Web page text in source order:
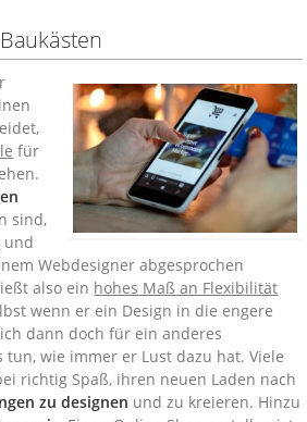
für
sind,
und
Webdesigner abgesprochen
also ein hohes Maß an Flexibilität
wenn er ein Design in die engere
dann doch für ein anderes
tun, wie immer er Lust dazu hat. Viele
richtig Spaß, ihren neuen Laden nach
zu designen und zu kreieren. Hinzu